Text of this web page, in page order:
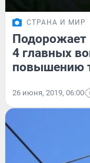
СТРАНА И МИР
Подорожает
4 главных
повышению
26 июня, 2019, 06:00